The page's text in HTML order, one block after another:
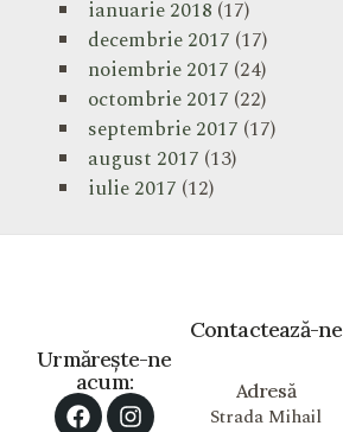
ianuarie 2018 (17)
decembrie 2017 (17)
noiembrie 2017 (24)
octombrie 2017 (22)
septembrie 2017 (17)
august 2017 (13)
iulie 2017 (12)
Contactează-ne
Adresă
Strada Mihail
Urmărește-ne
acum: